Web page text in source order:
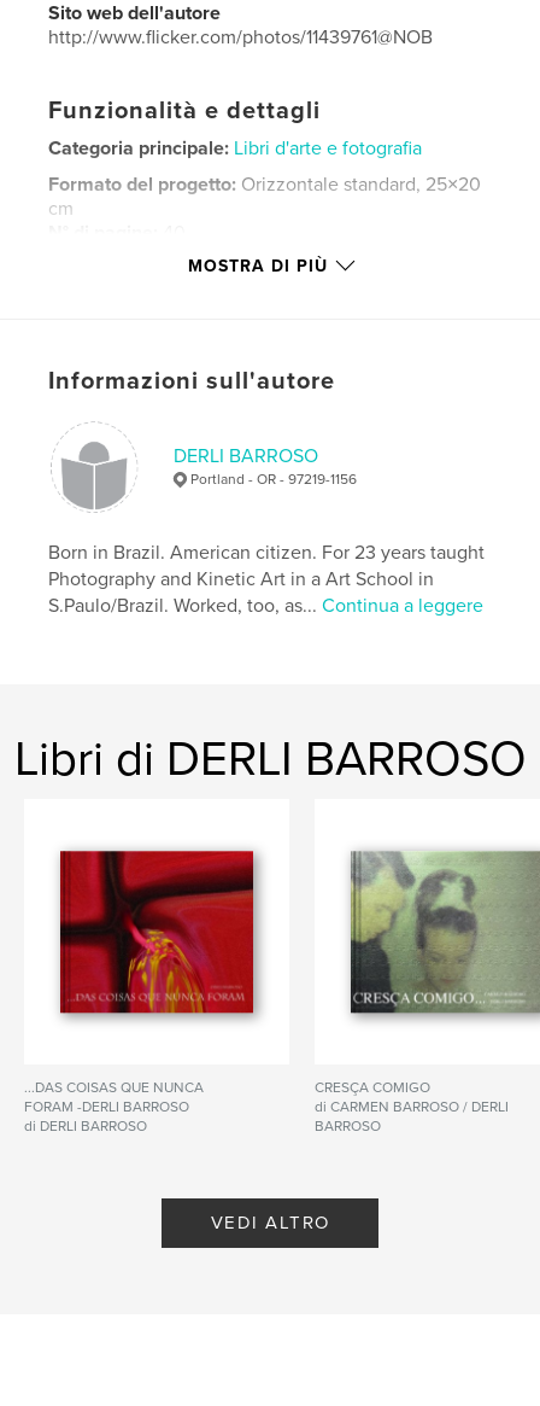
Sito web dell'autore
http://www.flicker.com/photos/11439761@NOB
Funzionalità e dettagli
Categoria principale: Libri d'arte e fotografia
Formato del progetto: Orizzontale standard, 25×20
cm
Data di pubblicazione:mag 16, 2018
Vi , ViVer , Ver , New Photography
Recycling
MOSTRA DI PIÙ
Informazioni sull'autore
DERLI BARROSO
Portland - OR - 97219-1156
Born in Brazil. American citizen. For 23 years taught
Photography and Kinetic Art in a Art School in
S.Paulo/Brazil. Worked, too, as...Continua a leggere
Libri di DERLI BARROSO
...DAS COISAS QUE NUNCA
FORAM -DERLI BARROSO
di DERLI BARROSO
CRESÇA COMIGO
di CARMEN BARROSO / DERLI
BARROSO
VEDI ALTRO